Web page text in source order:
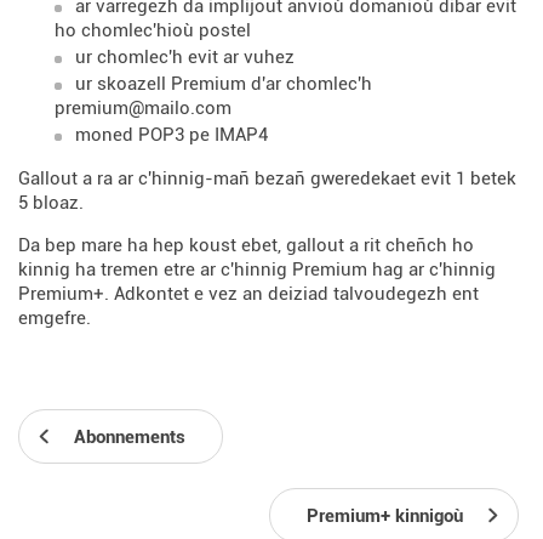
ar varregezh da implijout anvioù domanioù dibar evit
ho chomlec'hioù postel
ur chomlec'h evit ar vuhez
ur skoazell Premium d'ar chomlec'h
premium@mailo.com
moned POP3 pe IMAP4
Gallout a ra ar c'hinnig-mañ bezañ gweredekaet evit 1 betek
5 bloaz.
Da bep mare ha hep koust ebet, gallout a rit cheñch ho
kinnig ha tremen etre ar c'hinnig Premium hag ar c'hinnig
Premium+. Adkontet e vez an deiziad talvoudegezh ent
emgefre.
Abonnements
Premium+ kinnigoù